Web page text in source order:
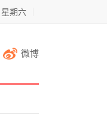
星期六
微博